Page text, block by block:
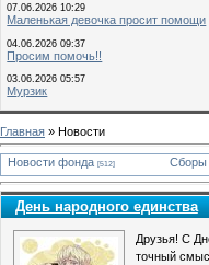
07.06.2026 10:29
Маленькая девочка просит помощи
04.06.2026 09:37
Просим помочь!!
03.06.2026 05:57
Мурзик
Главная » Новости
Новости фонда [512] Сборы
День народного единства
Друзья! С
точный